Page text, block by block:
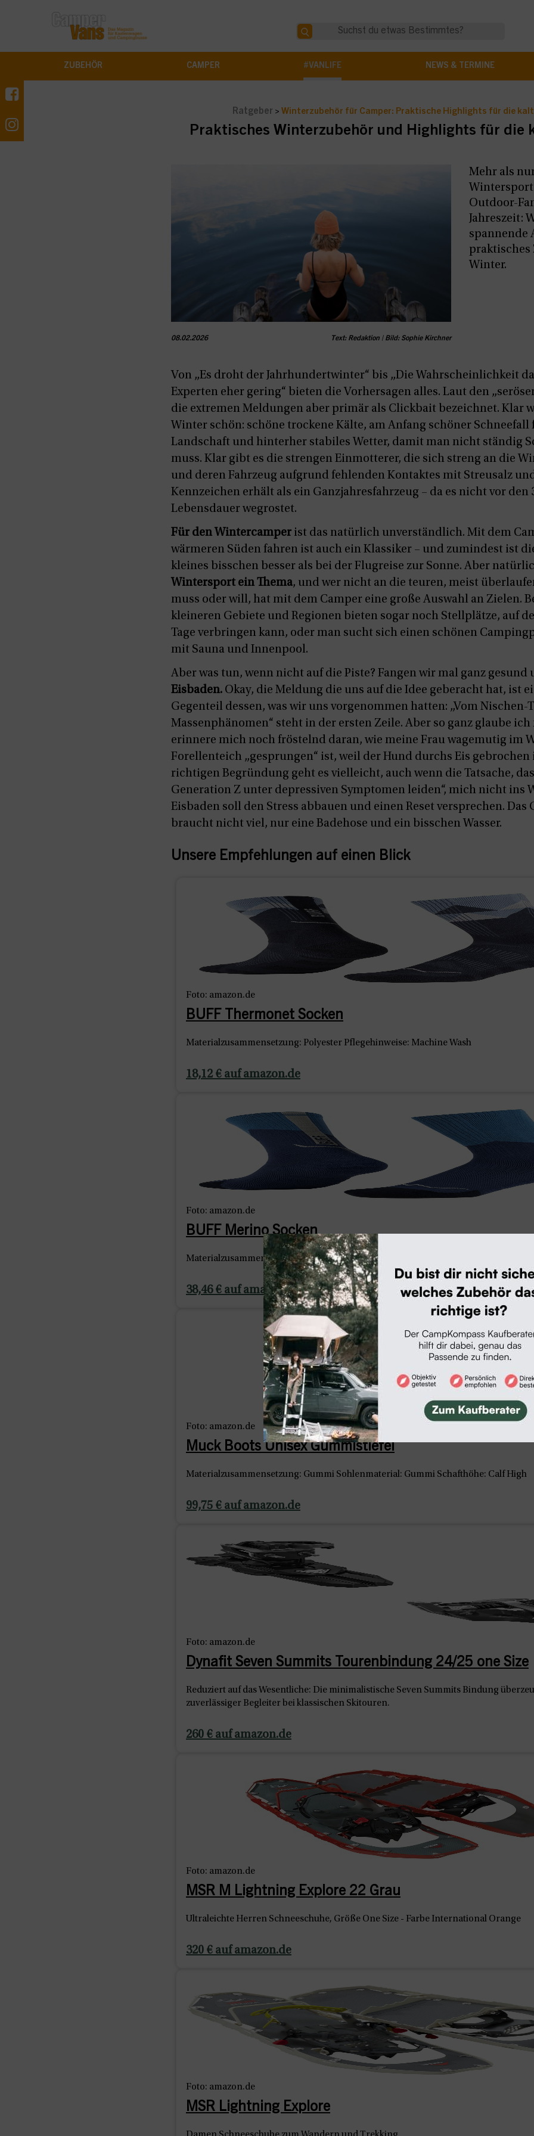
ZUBEHÖR CAMPER #VANLIFE NEWS & TERMINE
Ratgeber > Winterzubehör für Camper: Praktische Highlights für die
Praktisches Winterzubehör und Highlights für die
08.02.2026 Text: Redaktion | Bild: Sophie Kirchner
Mehr als
Outdoor-
Jahreszeit:
spannende
praktisches
Winter.
Von „Es droht der Jahrhundertwinter“ bis „Die Wahrscheinlichkeit
Experten eher gering“ bieten die Vorhersagen alles. Laut den
die extremen Meldungen aber primär als Clickbait bezeichnet. Klar
Winter schön: schöne trockene Kälte, am Anfang schöner Schneefall
Landschaft und hinterher stabiles Wetter, damit man nicht ständig
muss. Klar gibt es die strengen Einmotterer, die sich streng an die
und deren Fahrzeug aufgrund fehlenden Kontaktes mit Streusalz
Kennzeichen erhält als ein Ganzjahresfahrzeug – da es nicht vor den
Lebensdauer wegrostet.
Für den Wintercamper ist das natürlich unverständlich. Mit dem
wärmeren Süden fahren ist auch ein Klassiker – und zumindest ist
kleines bisschen besser als bei der Flugreise zur Sonne. Aber
Wintersport ein Thema, und wer nicht an die teuren, meist
muss oder will, hat mit dem Camper eine große Auswahl an Zielen.
kleineren Gebiete und Regionen bieten sogar noch Stellplätze, auf
Tage verbringen kann, oder man sucht sich einen schönen
mit Sauna und Innenpool.
Aber was tun, wenn nicht auf die Piste? Fangen wir mal ganz gesund
Eisbaden. Okay, die Meldung die uns auf die Idee geberacht hat, ist
Gegenteil dessen, was wir uns vorgenommen hatten: „Vom Nischen-
Massenphänomen“ steht in der ersten Zeile. Aber so ganz glaube
erinnere mich noch fröstelnd daran, wie meine Frau wagemutig im
Forellenteich „gesprungen“ ist, weil der Hund durchs Eis gebrochen
richtigen Begründung geht es vielleicht, auch wenn die Tatsache,
Generation Z unter depressiven Symptomen leiden“, mich nicht ins
Eisbaden soll den Stress abbauen und einen Reset versprechen. Das
braucht nicht viel, nur eine Badehose und ein bisschen Wasser.
Unsere Empfehlungen auf einen Blick
Foto: amazon.de
BUFF Thermonet Socken
Materialzusammensetzung: Polyester Pflegehinweise: Machine Wash
18,12 € auf amazon.de
Foto: amazon.de
BUFF Merino Socken
Materialzusammensetzung: Merino Pflegehinweise: Machine Wash Webart: Oxford
38,46 € auf amazon.de
Foto: amazon.de
Muck Boots Unisex Gummistiefel
Materialzusammensetzung: Gummi Sohlenmaterial: Gummi Schafthöhe: Calf High
99,75 € auf amazon.de
Foto: amazon.de
Dynafit Seven Summits Tourenbindung 24/25 one Size
Reduziert auf das Wesentliche: Die minimalistische Seven Summits Bindung
zuverlässiger Begleiter bei klassischen Skitouren.
260 € auf amazon.de
Foto: amazon.de
MSR M Lightning Explore 22 Grau
Ultraleichte Herren Schneeschuhe, Größe One Size - Farbe International Orange
320 € auf amazon.de
Foto: amazon.de
MSR Lightning Explore